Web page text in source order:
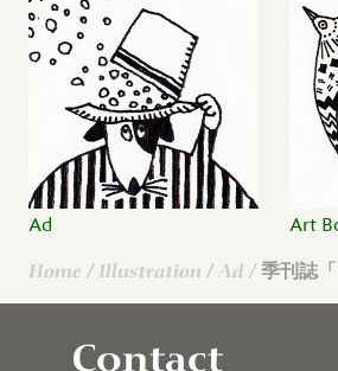
Ad Art
Home / Illustration / Ad / 季刊誌
Contact